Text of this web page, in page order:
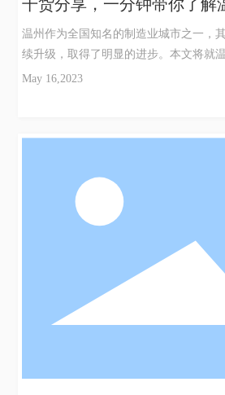
干货分享，一分钟带你了解
温州作为全国知名的制造业城市之一，
续升级，取得了明显的进步。本文将就
来发展方向做详细探讨。1.针管加工工
2.针管加工企业的竞争形势日趋激烈。
席之地，企业需要加强技术改造、提高
务质量、提高客户满意度。3.研发创新
力。针管加工企业的成功关键，在于研
展，开发出更加符合市场需求的新产品
产品。针管加工企业需要紧跟市场需求
产品。例如，随着医疗器械需求的不断
对医疗器械
May 16,2023